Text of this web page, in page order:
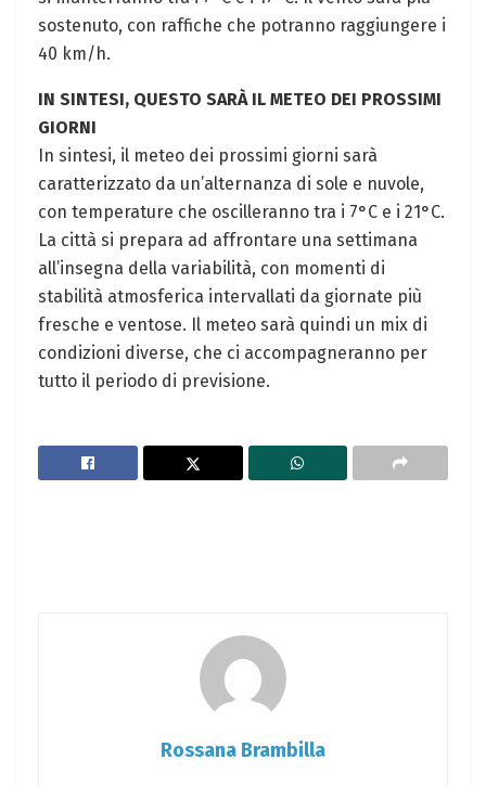
sostenuto, con raffiche ‌che potranno‍ raggiungere i
40 km/h. ⁣
IN⁣ SINTESI, QUESTO SARÀ ​IL METEO DEI PROSSIMI
GIORNI
In sintesi, il​ meteo dei prossimi⁢ giorni sarà
caratterizzato da un’alternanza‍ di⁤ sole⁤ e nuvole,
con temperature che oscilleranno tra ​i 7°C e i 21°C.​
La città si prepara ad ⁤affrontare una settimana
all’insegna della variabilità, con momenti di
stabilità atmosferica ‍intervallati da giornate più‌
fresche e ​ventose. Il meteo ​sarà quindi un mix di
condizioni diverse, ⁣che ci accompagneranno per
tutto il periodo di previsione.
Rossana Brambilla